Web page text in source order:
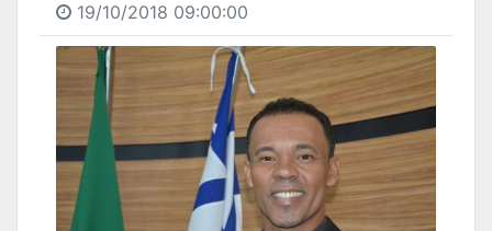
19/10/2018 09:00:00